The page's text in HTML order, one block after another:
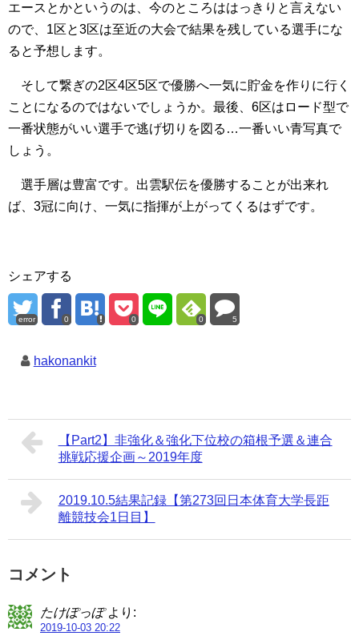
エースとかというのは、今のところははっきりと言えない
ので、1区と3区は至近の大会で結果を残している選手にな
ると予想します。
そして繋ぎの2区4区5区で優勝へ一気に貯金を作りに行く
ことになるのではないでしょうか。最後、6区はロード型で
一番状態がいい選手で逃げ切りを図る…一番いい青写真で
しょう。
選手層は豊富です。出雲駅伝を優勝することが出来れ
ば、3冠に向け、一気に指揮が上がってくるはずです。
シェアする
error 0 0 0 5
hakonankit
【Part2】非強化＆強化下位校の箱根予選＆連合
挑戦応援企画～2019年度
2019.10.5結果記録【第273回日本体育大学長距
離競技会1日目】
コメント
たけぽっぽ より:
2019-10-03 20:22